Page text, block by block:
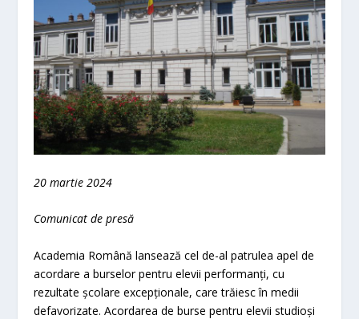
20 martie 2024
Comunicat de presă
Academia Română lansează cel de-al patrulea apel de
acordare a burselor pentru elevii performanți, cu
rezultate școlare excepționale, care trăiesc în medii
defavorizate. Acordarea de burse pentru elevii studioși